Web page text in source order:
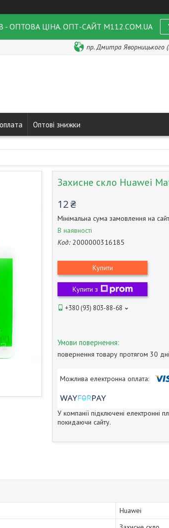
ОПТОВА ЦІНА. ОПТ-САЙТ M112.COM.UA
пр. Дмитра Яворницького
Оптові знижки
Захисне скло Huawei
12 ₴
Мінімальна сума замовлення на
В наявності
Код: 2000000316185
Купити
Купити з
+380 (93) 803-88-68
повернення товару протягом 30
У компанії підключені електронні
покидаючи сайту.
Huawei